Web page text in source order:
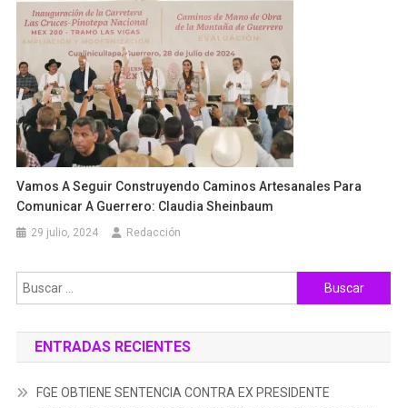
Vamos A Seguir Construyendo Caminos Artesanales Para
Comunicar A Guerrero: Claudia Sheinbaum
29 julio, 2024 Redacción
Buscar:
ENTRADAS RECIENTES
FGE OBTIENE SENTENCIA CONTRA EX PRESIDENTE